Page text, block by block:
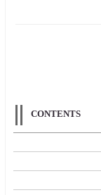
CONTENTS